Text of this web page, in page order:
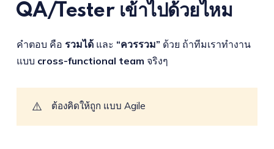
QA/Tester เข้าไปด้วยไหม
คำตอบ คือ รวมได้ และ “ควรรวม” ด้วย ถ้าทีมเราทำงาน
แบบ cross-functional team จริงๆ
⚠️ ต้องคิดให้ถูก แบบ Agile